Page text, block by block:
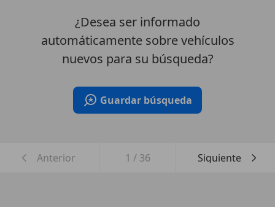
¿Desea ser informado
automáticamente sobre vehículos
nuevos para su búsqueda?
Guardar búsqueda
Anterior 1 / 36 Siguiente